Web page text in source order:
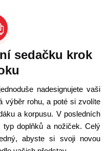
sedačku krok
nadesignujete vaši
výběr rohu, a poté si zvolíte
a korpusu. V posledních
doplňků a nožiček. Celý
abyste si svoji novou